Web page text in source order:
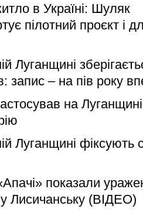
в Україні: Шуляк
пілотний проєкт і
Луганщині
запис – на пів року
на Луганщині
Луганщині фіксують
показали
у Лисичанську (ВІДЕО)